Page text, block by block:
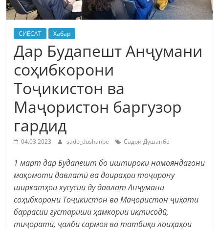
СИЁСАТ Хабар
Дар Будапешт Анҷумани
соҳибкорони
Тоҷикистон ва
Маҷористон баргузор
гардид
04.03.2023 sado_dushanbe Садои Душанбе
1 март дар Будапешт бо иштироки намояндагони
мақомоти давлатӣ ва доираҳои тоҷирону
ширкатҳои хусусии ду давлат Анҷумани
соҳибкорони Тоҷикистон ва Маҷористон ҷиҳати
баррасии густариши ҳамкории иқтисодӣ,
тиҷоратӣ, ҷалби сармоя ва татбиқи лоиҳаҳои